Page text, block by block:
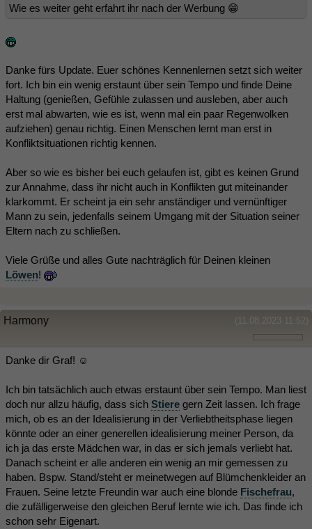
Wie es weiter geht erfahrt ihr nach der Werbung 😁
Danke fürs Update. Euer schönes Kennenlernen setzt sich weiter
fort. Ich bin ein wenig erstaunt über sein Tempo und finde Deine
Haltung (genießen, Gefühle zulassen und ausleben, aber auch
erst mal abwarten, wie es ist, wenn mal ein paar Regenwolken
aufziehen) genau richtig. Einen Menschen lernt man erst in
Konfliktsituationen richtig kennen.
Aber so wie es bisher bei euch gelaufen ist, gibt es keinen Grund
zur Annahme, dass ihr nicht auch in Konflikten gut miteinander
klarkommt. Er scheint ja ein sehr anständiger und vernünftiger
Mann zu sein, jedenfalls seinem Umgang mit der Situation seiner
Eltern nach zu schließen.
Viele Grüße und alles Gute nachträglich für Deinen kleinen
Löwen!
(11.08.2023 11:52)
Harmony
Danke dir Graf! ☺️
Ich bin tatsächlich auch etwas erstaunt über sein Tempo. Man liest
doch nur allzu häufig, dass sich Stiere gern Zeit lassen. Ich frage
mich, ob es an der Idealisierung in der Verliebtheitsphase liegen
könnte oder an einer generellen idealisierung meiner Person, da
ich ja das erste Mädchen war, in das er sich jemals verliebt hat.
Danach scheint er alle anderen ein wenig an mir gemessen zu
haben. Bspw. Stand/steht er meinetwegen auf Blümchenkleider an
Frauen. Seine letzte Freundin war auch eine blonde Fischefrau,
die zufälligerweise den gleichen Beruf lernte wie ich. Das finde ich
schon sehr Eigenart.